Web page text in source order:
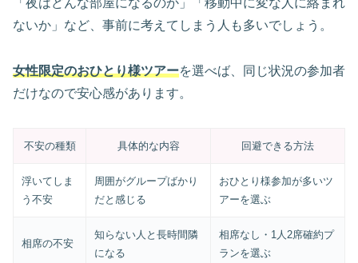
「夜はどんな部屋になるのか」「移動中に変な人に絡まれ
ないか」など、事前に考えてしまう人も多いでしょう。
女性限定のおひとり様ツアーを選べば、同じ状況の参加者
だけなので安心感があります。
不安の種類 具体的な内容 回避できる方法
浮いてしま
う不安
周囲がグループばかり
だと感じる
おひとり様参加が多いツ
アーを選ぶ
相席の不安
知らない人と長時間隣
になる
相席なし・1人2席確約プ
ランを選ぶ